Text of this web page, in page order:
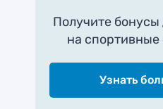
Получите бонусы
на спортивные
Узнать